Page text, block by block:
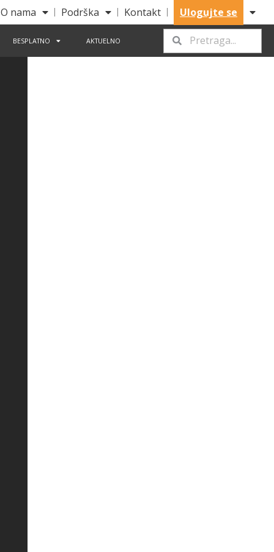
O nama Podrška Kontakt Ulogujte se
BESPLATNO AKTUELNO